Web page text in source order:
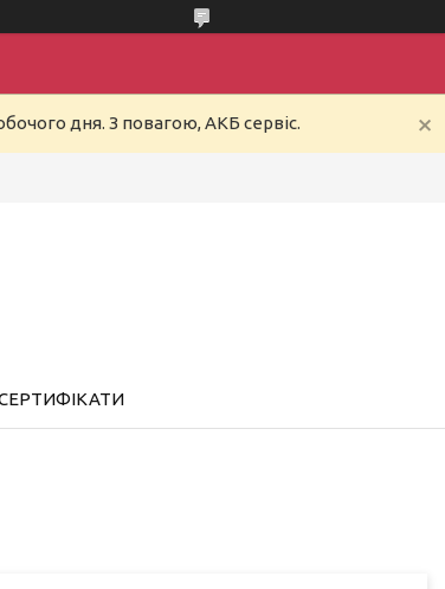
дня. З повагою, АКБ сервіс.